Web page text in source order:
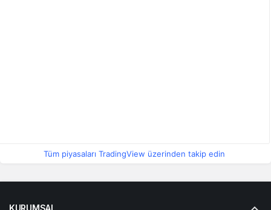
Tüm piyasaları TradingView üzerinden takip edin
KURUMSAL